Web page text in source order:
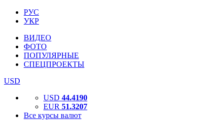
РУС
УКР
ВИДЕО
ФОТО
ПОПУЛЯРНЫЕ
СПЕЦПРОЕКТЫ
USD
USD 44.4190
EUR 51.3207
Все курсы валют